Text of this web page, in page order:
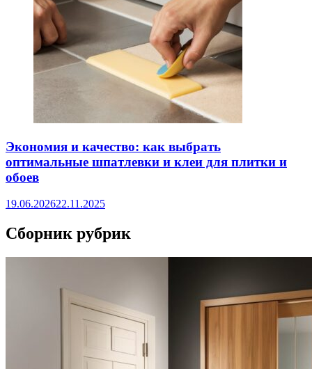
Экономия и качество: как выбрать
оптимальные шпатлевки и клеи для плитки и
обоев
19.06.202622.11.2025
Сборник рубрик